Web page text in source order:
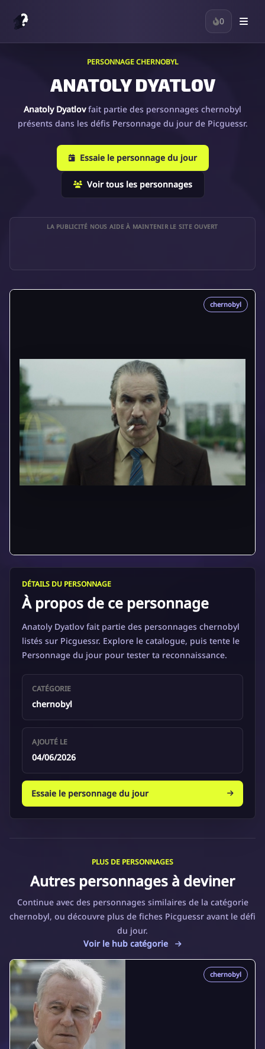
0
PERSONNAGE CHERNOBYL
ANATOLY DYATLOV
Anatoly Dyatlovfait partie des personnages chernobyl
présents dans les défis Personnage du jour de Picguessr.
Essaie le personnage du jour
Voir tous les personnages
LA PUBLICITÉ NOUS AIDE À MAINTENIR LE SITE OUVERT
chernobyl
DÉTAILS DU PERSONNAGE
À propos de ce personnage
Anatoly Dyatlov fait partie des personnages chernobyl
listés sur Picguessr. Explore le catalogue, puis tente le
Personnage du jour pour tester ta reconnaissance.
CATÉGORIE
chernobyl
AJOUTÉ LE
04/06/2026
Essaie le personnage du jour
PLUS DE PERSONNAGES
Autres personnages à deviner
Continue avec des personnages similaires de la catégorie
chernobyl, ou découvre plus de fiches Picguessr avant le défi
du jour.
Voir le hub catégorie
chernobyl